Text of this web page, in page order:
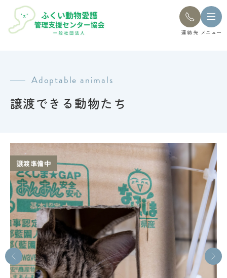
連絡先 メニュー
Adoptable animals
譲渡できる動物たち
譲渡準備中